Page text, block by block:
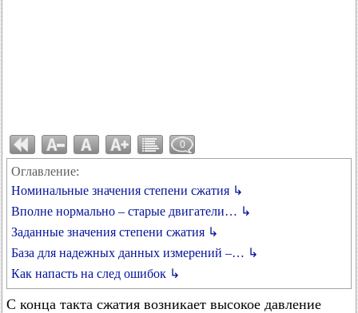
0
Оглавление:
Номинальные значения степени сжатия ↳
Вполне нормально – старые двигатели… ↳
Заданные значения степени сжатия ↳
База для надежных данных измерений –… ↳
Как напасть на след ошибок ↳
С конца такта сжатия возникает высокое давление